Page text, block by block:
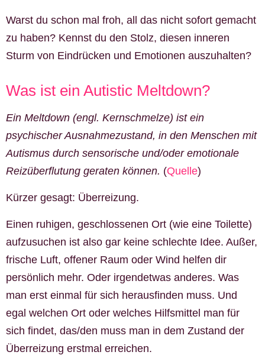
Warst du schon mal froh, all das nicht sofort gemacht
zu haben? Kennst du den Stolz, diesen inneren
Sturm von Eindrücken und Emotionen auszuhalten?
Was ist ein Autistic Meltdown?
Ein Meltdown (engl. Kernschmelze) ist ein
psychischer Ausnahmezustand, in den Menschen mit
Autismus durch sensorische und/oder emotionale
Reizüberflutung geraten können. (Quelle)
Kürzer gesagt: Überreizung.
Einen ruhigen, geschlossenen Ort (wie eine Toilette)
aufzusuchen ist also gar keine schlechte Idee. Außer,
frische Luft, offener Raum oder Wind helfen dir
persönlich mehr. Oder irgendetwas anderes. Was
man erst einmal für sich herausfinden muss. Und
egal welchen Ort oder welches Hilfsmittel man für
sich findet, das/den muss man in dem Zustand der
Überreizung erstmal erreichen.